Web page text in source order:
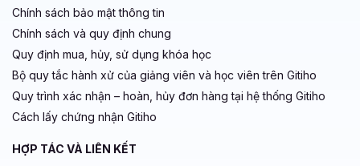
Chính sách bảo mật thông tin
Chính sách và quy định chung
Quy định mua, hủy, sử dụng khóa học
Bộ quy tắc hành xử của giảng viên và học viên trên Gitiho
Quy trình xác nhận – hoàn, hủy đơn hàng tại hệ thống Gitiho
Cách lấy chứng nhận Gitiho
HỢP TÁC VÀ LIÊN KẾT